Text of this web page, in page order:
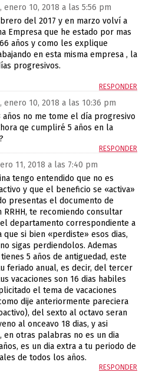
, enero 10, 2018 a las 5:56 pm
del 2017 y en marzo volví a
Empresa que he estado por mas
años y como les explique
en esta misma empresa , la
progresivos.
RESPONDER
, enero 10, 2018 a las 10:36 pm
años no me tome el día progresivo
qe cumpliré 5 años en la
RESPONDER
11, 2018 a las 7:40 pm
tengo entendido que no es
y que el beneficio se «activa»
presentas el documento de
RRHH, te recomiendo consultar
departamento correspondiente a
que si bien «perdiste» esos dias,
sigas perdiendolos. Ademas
5 años de antiguedad, este
feriado anual, es decir, del tercer
vacaciones son 16 dias habiles
el tema de vacaciones
dije anteriormente pareciera
del sexto al octavo seran
al onceavo 18 dias, y asi
en otras palabras no es un dia
es un dia extra a tu periodo de
de todos los años.
RESPONDER